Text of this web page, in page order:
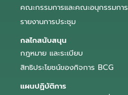
คณะกรรมการและคณะอนุกรรมการ
รายงานการประชุม
กลไกสนับสนุน
กฎหมาย และระเบียบ
สิทธิประโยชน์ของกิจการ BCG
แผนปฏิบัติการ